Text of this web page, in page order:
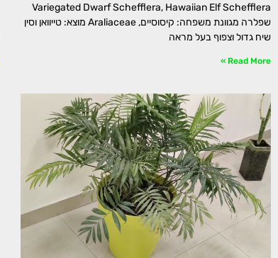
שפלרה מגוונת משפחה: קיסוסיים, Araliaceae מוצא: טייוואן וסין
שיח גדול וצפוף בעל מראה
Read More »